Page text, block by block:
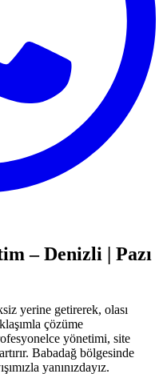
– Denizli | Pazı
yerine getirerek, olası
çözüme
yönetimi, site
Babadağ bölgesinde
yanınızdayız.